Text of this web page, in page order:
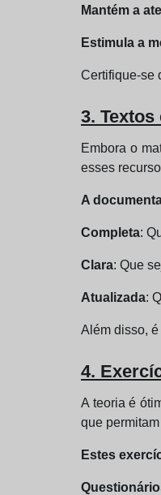
Mantém a
Estimula a
Certifique-se
3.
Embora o
esses
A
Completa:
Clara: Que
Atualizada:
Além disso,
4.
A teoria é
que
Estes